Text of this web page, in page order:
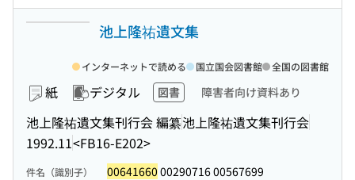
池上隆祐遺文集
紙 デジタル 図書 障害者向け資料あり
池上隆祐遺文集刊行会 編纂池上隆祐遺文集刊行会
1992.11<FB16-E202>
インターネットで読める 国立国会図書館 全国の図書館
件名（識別子） 00641660 00290716 00567699